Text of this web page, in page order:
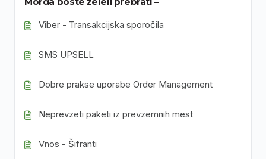
Viber - Transakcijska sporočila
SMS UPSELL
Dobre prakse uporabe Order Management
Neprevzeti paketi iz prevzemnih mest
Vnos - Šifranti